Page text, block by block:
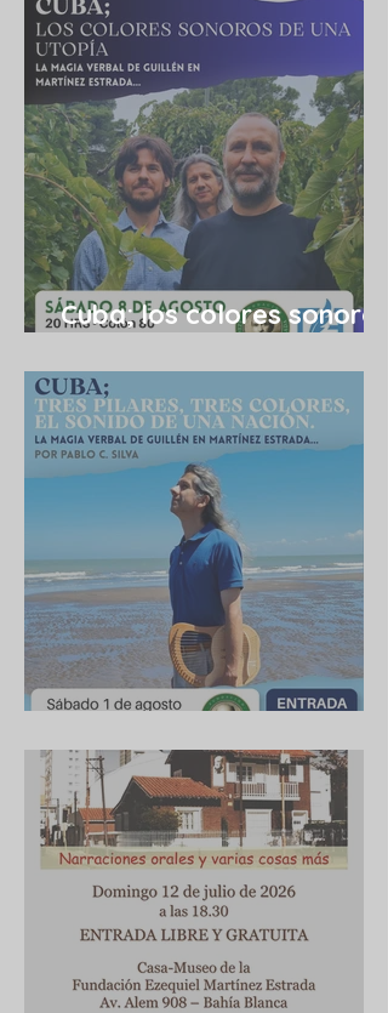
Cuba; los colores sonoros